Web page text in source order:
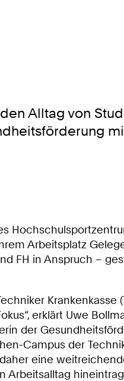
Alltag von
Arbeitsplatz
FH in Anspruch –
Krankenkasse
erklärt Uwe
der
Campus der
eine
Arbeitsalltag